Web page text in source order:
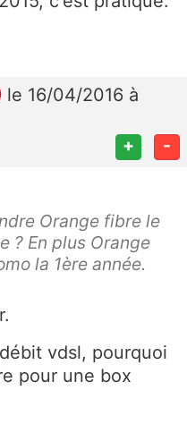
le 16/04/2016 à
+ -
Orange fibre le
? En plus Orange
la 1ère année.
vdsl, pourquoi
pour une box